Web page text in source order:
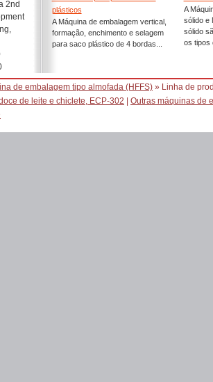
2nd
plásticos
A Máquina de embalagem vertical,
formação, enchimento e selagem
para saco plástico de 4 bordas...
A
sólido e
sólido
os tipos
de embalagem tipo almofada (HFFS) » Linha de
de leite e chiclete, ECP-302
Outras máquinas de